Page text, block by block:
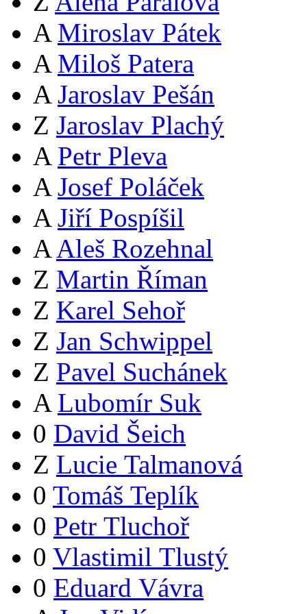
A Miroslav Pátek
A Miloš Patera
A Jaroslav Pešán
Z Jaroslav Plachý
A Petr Pleva
A Josef Poláček
A Jiří Pospíšil
A Aleš Rozehnal
Z Martin Říman
Z Karel Sehoř
Z Jan Schwippel
Z Pavel Suchánek
A Lubomír Suk
0 David Šeich
Z Lucie Talmanová
0 Tomáš Teplík
0 Petr Tluchoř
0 Vlastimil Tlustý
0 Eduard Vávra